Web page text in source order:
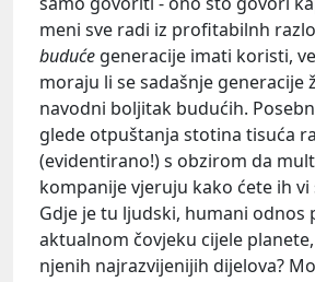
meni sve radi iz profitabilnh
buduće generacije imati koristi,
moraju li se sadašnje generacije
navodni boljitak budućih.
glede otpuštanja stotina tisuća
(evidentirano!) s obzirom da
kompanije vjeruju kako ćete ih vi
Gdje je tu ljudski, humani odnos
aktualnom čovjeku cijele
njenih najrazvijenijih dijelova?